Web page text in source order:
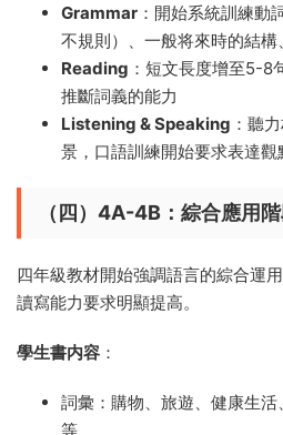
Grammar ：開始系統訓練動
不規則）、一般将來時的結
Reading ：短文長度增至5-8
推斷詞義的能力
Listening & Speaking ：聽
景，口語訓練開始要求表達觀
（四）4A-4B：綜合應用
四年級教材開始強調語言的綜合運
讀寫能力要求明顯提高。
學生書内容 ：
詞彙：購物、旅遊、健康生
等